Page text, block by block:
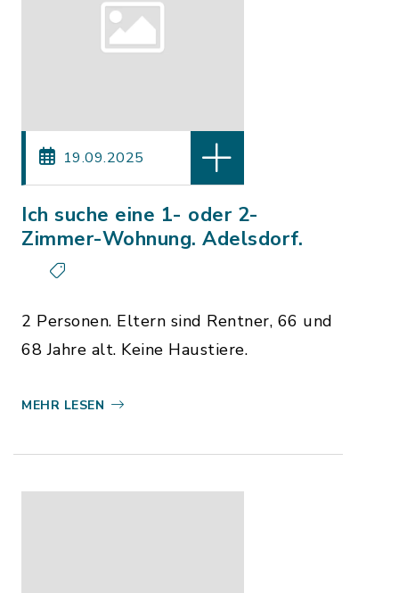
19.09.2025
Ich suche eine 1- oder 2-
Zimmer-Wohnung. Adelsdorf.
2 Personen. Eltern sind Rentner, 66 und
68 Jahre alt. Keine Haustiere.
MEHR LESEN